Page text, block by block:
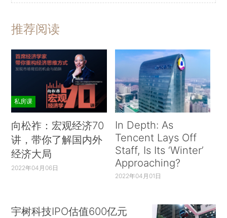
推荐阅读
私房课
向松祚：宏观经济70
讲，带你了解国内外
经济大局
2022年04月06日
In Depth: As
Tencent Lays Off
Staff, Is Its ‘Winter’
Approaching?
2022年04月01日
宇树科技IPO估值600亿元